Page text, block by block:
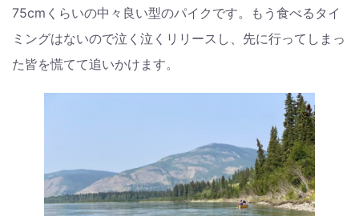
75cmくらいの中々良い型のパイクです。もう食べるタイ
ミングはないので泣く泣くリリースし、先に行ってしまっ
た皆を慌てて追いかけます。